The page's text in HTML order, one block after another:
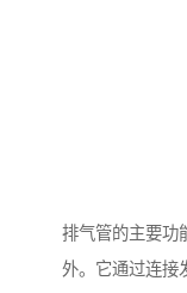
排气管的主要功
外。它通过连接